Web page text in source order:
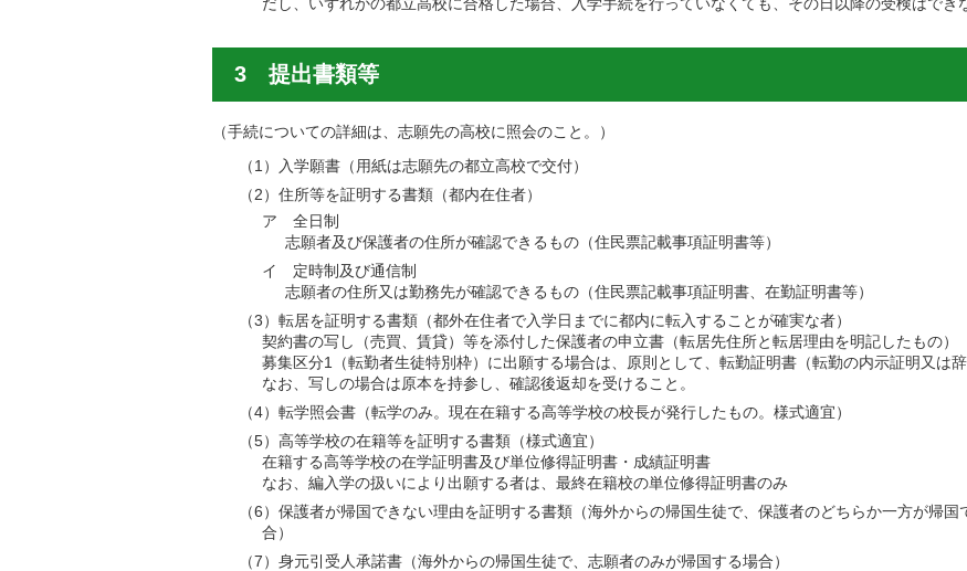
3 提出書類等
（手続についての詳細は、志願先の高校に照会のこと。）
（1）入学願書（用紙は志願先の都立高校で交付）
（2）住所等を証明する書類（都内在住者）
ア 全日制
志願者及び保護者の住所が確認できるもの（住民票記載事項証明書等）
イ 定時制及び通信制
志願者の住所又は勤務先が確認できるもの（住民票記載事項証明書、在勤証明書等）
（3）転居を証明する書類（都外在住者で入学日までに都内に転入することが確実な者）
契約書の写し（売買、賃貸）等を添付した保護者の申立書（転居先住所と転居理由を明記したもの）
募集区分1（転勤者生徒特別枠）に出願する場合は、原則として、転勤証明書（転勤の内示証明又は辞
なお、写しの場合は原本を持参し、確認後返却を受けること。
（4）転学照会書（転学のみ。現在在籍する高等学校の校長が発行したもの。様式適宜）
（5）高等学校の在籍等を証明する書類（様式適宜）
在籍する高等学校の在学証明書及び単位修得証明書・成績証明書
なお、編入学の扱いにより出願する者は、最終在籍校の単位修得証明書のみ
（6）保護者が帰国できない理由を証明する書類（海外からの帰国生徒で、保護者のどちらか一方が帰
合）
（7）身元引受人承諾書（海外からの帰国生徒で、志願者のみが帰国する場合）